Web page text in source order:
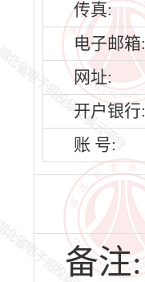
传真:
电子邮箱:
网址:
开户银行:
账 号:
备注: